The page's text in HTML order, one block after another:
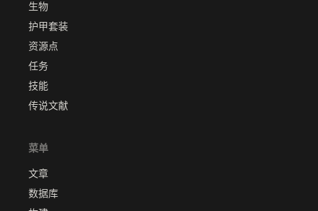
生物
护甲套装
资源点
任务
技能
传说文献
菜单
文章
数据库